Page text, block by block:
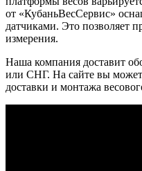
от «КубаньВесСервис»
датчиками. Это позволяет
измерения.
Наша компания доставит
или СНГ. На сайте вы
доставки и монтажа